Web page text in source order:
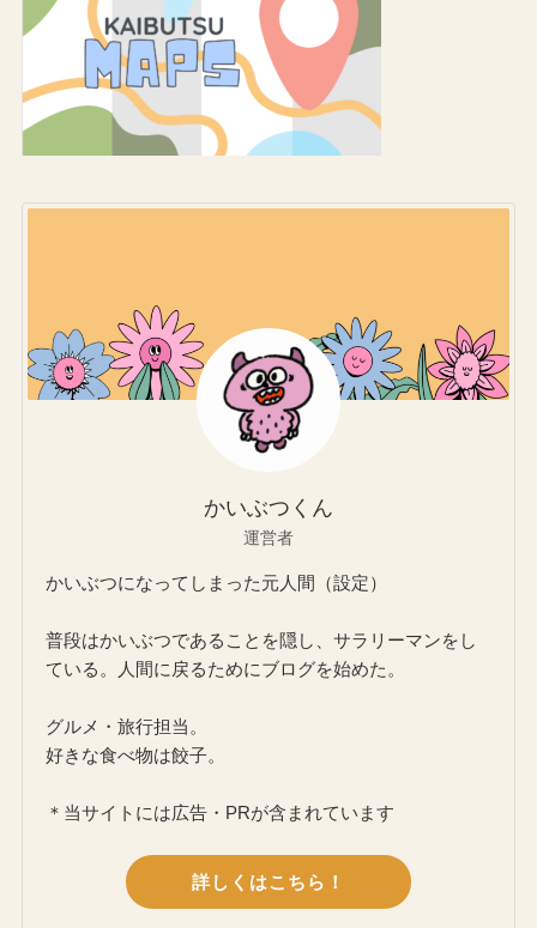
かいぶつくん
運営者
かいぶつになってしまった元人間（設定）
普段はかいぶつであることを隠し、サラリーマンをし
ている。人間に戻るためにブログを始めた。
グルメ・旅行担当。
好きな食べ物は餃子。
＊当サイトには広告・PRが含まれています
詳しくはこちら！